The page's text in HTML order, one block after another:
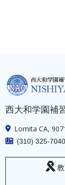
西大和学園補
Lomita CA,
(310) 325-7040
教